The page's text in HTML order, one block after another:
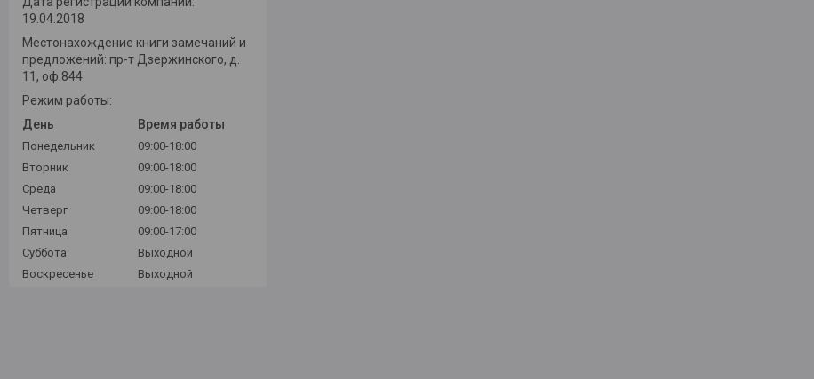
19.04.2018
Местонахождение книги замечаний и
предложений: пр-т Дзержинского, д.
11, оф.844
Режим работы:
День
Время работы
Понедельник
09:00-18:00
Вторник
09:00-18:00
Среда
09:00-18:00
Четверг
09:00-18:00
Пятница
09:00-17:00
Суббота
Выходной
Воскресенье
Выходной